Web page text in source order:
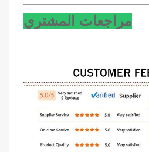
مراجعات المشتري